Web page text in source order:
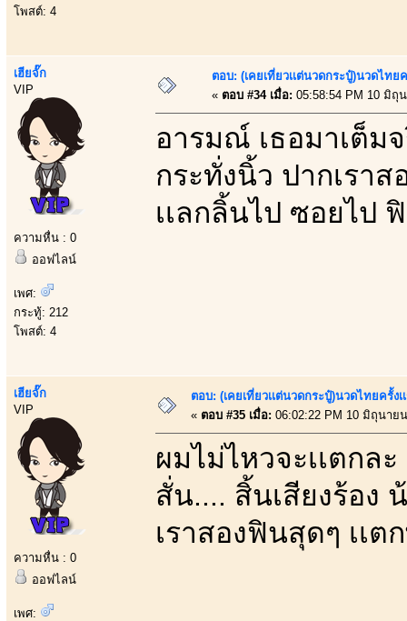
โพสต์: 4
เฮียจั๊ก
VIP
ความหื่น : 0
ออฟไลน์
เพศ:
กระทู้: 212
โพสต์: 4
ตอบ: (เคยเที่ยวเเต่นวดกระปู๋)นวดไทย
« ตอบ #34 เมื่อ: 05:58:54 PM 10 มิถุ
อารมณ์ เธอมาเต็มจ
กระทั่งนิ้ว ปากเราส
เเลกลิ้นไป ซอยไป
เฮียจั๊ก
VIP
ความหื่น : 0
ออฟไลน์
เพศ:
ตอบ: (เคยเที่ยวเเต่นวดกระปู๋)นวดไทยครั้ง
« ตอบ #35 เมื่อ: 06:02:22 PM 10 มิถุนาย
ผมไม่ไหวจะเเตกล
สั่น.... สิ้นเสียงร้อง
เราสองฟินสุดๆ เเต